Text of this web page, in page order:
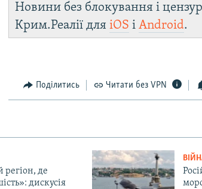
Новини без блокування і
Крим.Реалії дляiOS іAndroid.
Поділитись Читати без VPN
де
дискусія